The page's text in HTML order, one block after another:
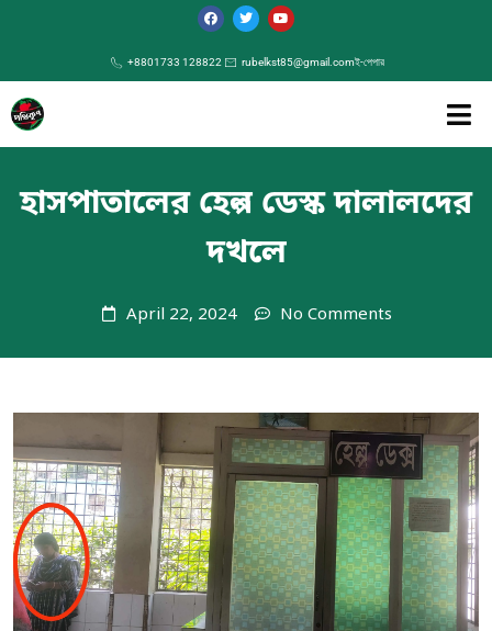
+8801733 128822 rubelkst85@gmail.comই-পেপার
হাসপাতালের হেল্প ডেস্ক দালালদের
দখলে
April 22, 2024 No Comments